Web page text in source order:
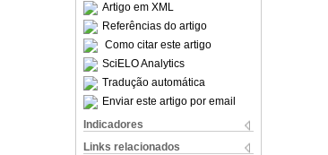
Artigo em XML
Referências do artigo
Como citar este artigo
SciELO Analytics
Tradução automática
Enviar este artigo por email
Indicadores
Links relacionados